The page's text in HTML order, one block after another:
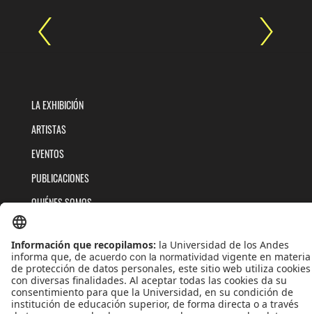
LA EXHIBICIÓN
ARTISTAS
EVENTOS
PUBLICACIONES
QUIÉNES SOMOS
TÉRMINOS Y CONDICIONES